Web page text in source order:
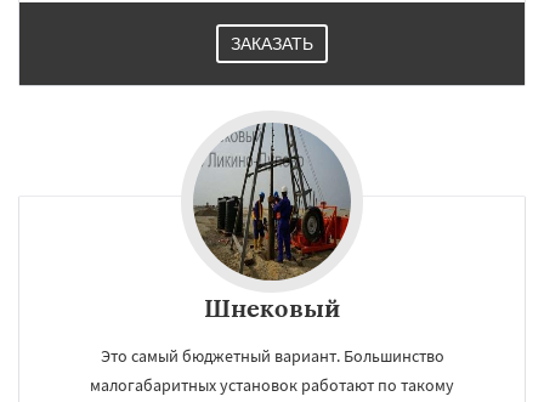
ЗАКАЗАТЬ
Шнековый
Это самый бюджетный вариант. Большинство
малогабаритных установок работают по такому